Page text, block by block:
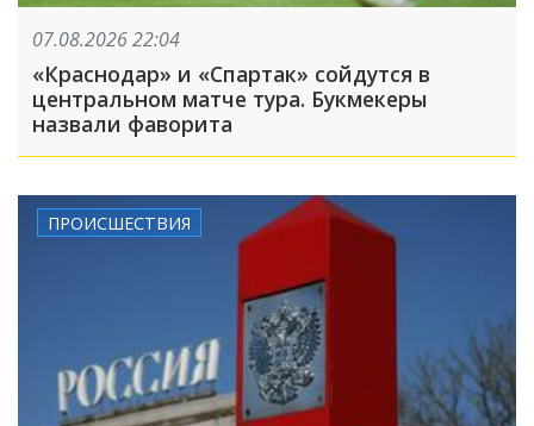
07.08.2026 22:04
«Краснодар» и «Спартак» сойдутся в
центральном матче тура. Букмекеры
назвали фаворита
ПРОИСШЕСТВИЯ